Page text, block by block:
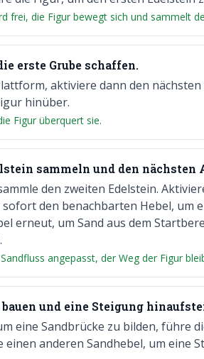
frei, die Figur bewegt sich und sammelt
erste Grube schaffen.
aktiviere dann den
hinüber.
Figur überquert sie.
sammeln und den
den zweiten Edelstein.
den benachbarten Hebel, um
erneut, um Sand aus dem
angepasst, der Weg der Figur
und eine Steigung
eine Sandbrücke zu bilden, führe
anderen Sandhebel, um eine